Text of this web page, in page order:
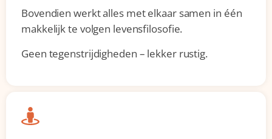
Bovendien werkt alles met elkaar samen in één
makkelijk te volgen levensfilosofie.
Geen tegenstrijdigheden – lekker rustig.